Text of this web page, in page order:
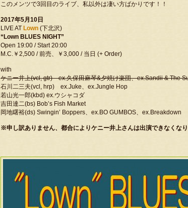
このメンツで3回目のライブ、私以外は凄い方ばかりです！！
2017年5月10日
LIVE AT Lown (下北沢)
“Lown BLUES NIGHT”
Open 19:00 / Start 20:00
M.C.￥2,500 / 前売、￥3,000 / 当日 (+ Order)
with
ケニー井上(vcl, gtr) ex.久保田麻琴&夕焼け楽団、ex.Sandii & The
石川二三夫(vcl, hrp) ex.Juke、ex.Jungle Hop
若山光一郎(kbd) ex.ウシャコダ
吉田達二(bs) Bob’s Fish Market
岡地曙裕(ds) Swingin’ Boppers、ex.BO GUMBOS、ex.Breakdown
※申し訳ありません、都合によりケニー井上さんは出演できなくなり